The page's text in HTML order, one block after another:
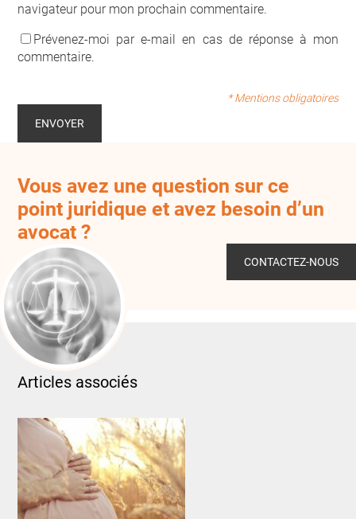
navigateur pour mon prochain commentaire.
Prévenez-moi par e-mail en cas de réponse à mon
commentaire.
* Mentions obligatoires
Vous avez une question sur ce
point juridique et avez besoin d’un
avocat ?
CONTACTEZ-NOUS
Articles associés